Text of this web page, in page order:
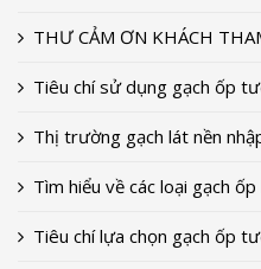
THƯ CẢM ƠN KHÁCH THAM QUAN GIAN HÀNG
Tiêu chí sử dụng gạch ốp
Thị trường gạch lát nền
Tìm hiểu về các loại gạch
Tiêu chí lựa chọn gạch ốp